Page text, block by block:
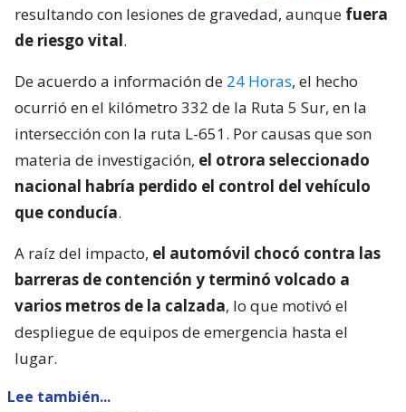
resultando con lesiones de gravedad, aunque fuera
de riesgo vital.
De acuerdo a información de 24 Horas, el hecho
ocurrió en el kilómetro 332 de la Ruta 5 Sur, en la
intersección con la ruta L-651. Por causas que son
materia de investigación, el otrora seleccionado
nacional habría perdido el control del vehículo
que conducía.
A raíz del impacto, el automóvil chocó contra las
barreras de contención y terminó volcado a
varios metros de la calzada, lo que motivó el
despliegue de equipos de emergencia hasta el
lugar.
Lee también...